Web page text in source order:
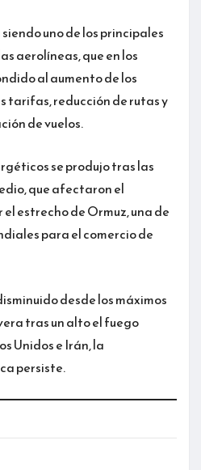
uno de los principales
aerolíneas, que en los
al aumento de los
tarifas, reducción de rutas y
de vuelos.
se produjo tras las
que afectaron el
estrecho de Ormuz, una de
para el comercio de
desde los máximos
tras un alto el fuego
Unidos e Irán, la
persiste.